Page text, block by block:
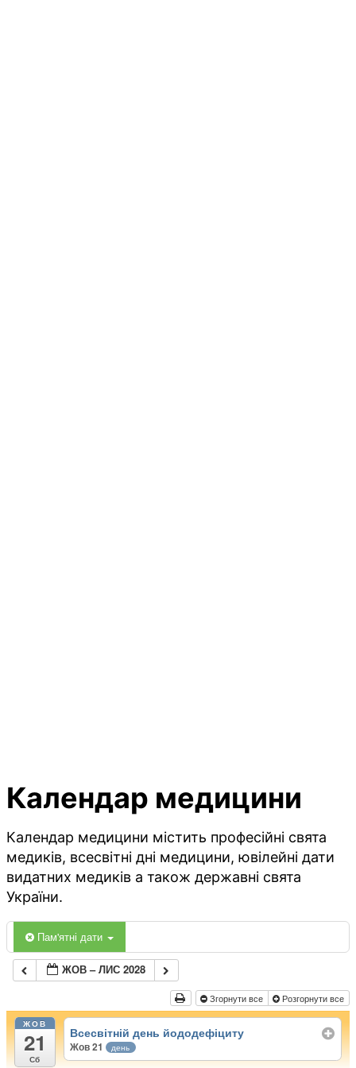
Календар медицини
Календар медицини містить професійні свята
медиків, всесвітні дні медицини, ювілейні дати
видатних медиків а також державні свята
України.
Пам'ятні дати
ЖОВ – ЛИС 2028
Згорнути все Розгорнути все
ЖОВ
21
Сб
Всесвітній день йододефіциту
Жов 21 день